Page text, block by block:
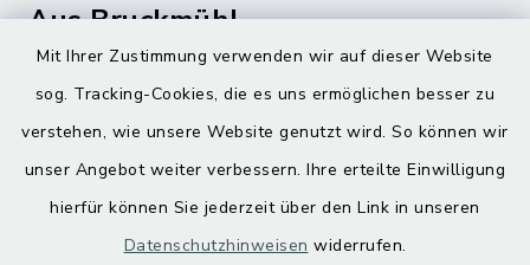
Mit Ihrer Zustimmung verwenden wir auf dieser Website
sog. Tracking-Cookies, die es uns ermöglichen besser zu
verstehen, wie unsere Website genutzt wird. So können wir
unser Angebot weiter verbessern. Ihre erteilte Einwilligung
hierfür können Sie jederzeit über den Link in unseren
Datenschutzhinweisen widerrufen.
Aus Bruckmühl
Digitaler Ortsplan